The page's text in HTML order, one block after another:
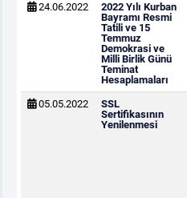
24.06.2022
2022 Yılı Kurban
Bayramı Resmi
Tatili ve 15
Temmuz
Demokrasi ve
Milli Birlik Günü
Teminat
Hesaplamaları
05.05.2022
SSL
Sertifikasının
Yenilenmesi